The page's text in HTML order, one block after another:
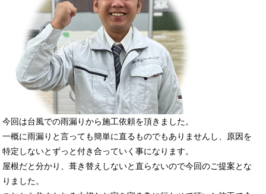
今回は台風での雨漏りから施工依頼を頂きました。
一概に雨漏りと言っても簡単に直るものでもありませんし、原因を
特定しないとずっと付き合っていく事になります。
屋根だと分かり、葺き替えしないと直らないので今回のご提案とな
りました。